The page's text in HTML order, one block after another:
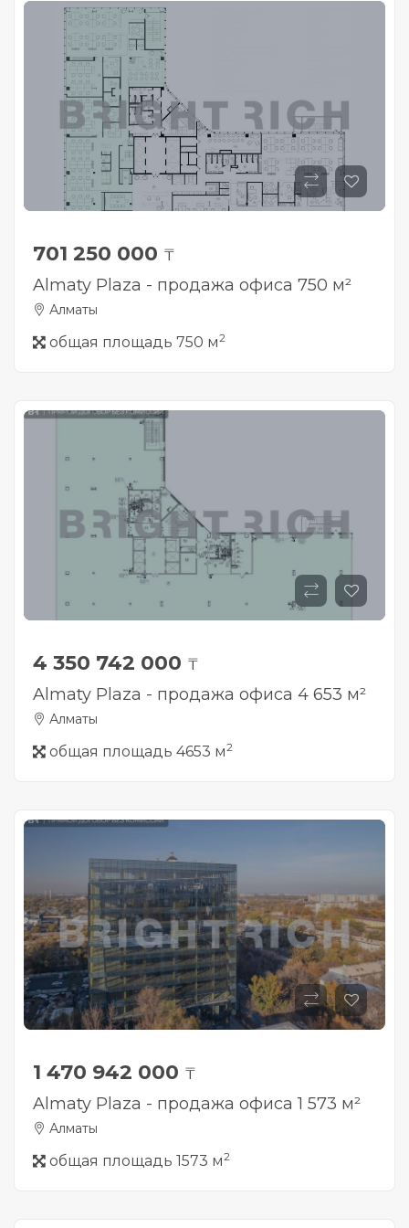
701 250 000 ₸
Almaty Plaza - продажа офиса 750 м²
Алматы
общая площадь 750 м2
4 350 742 000 ₸
Almaty Plaza - продажа офиса 4 653 м²
Алматы
общая площадь 4653 м2
1 470 942 000 ₸
Almaty Plaza - продажа офиса 1 573 м²
Алматы
общая площадь 1573 м2